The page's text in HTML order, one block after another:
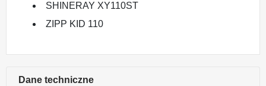
SHINERAY XY110ST
ZIPP KID 110
Dane techniczne